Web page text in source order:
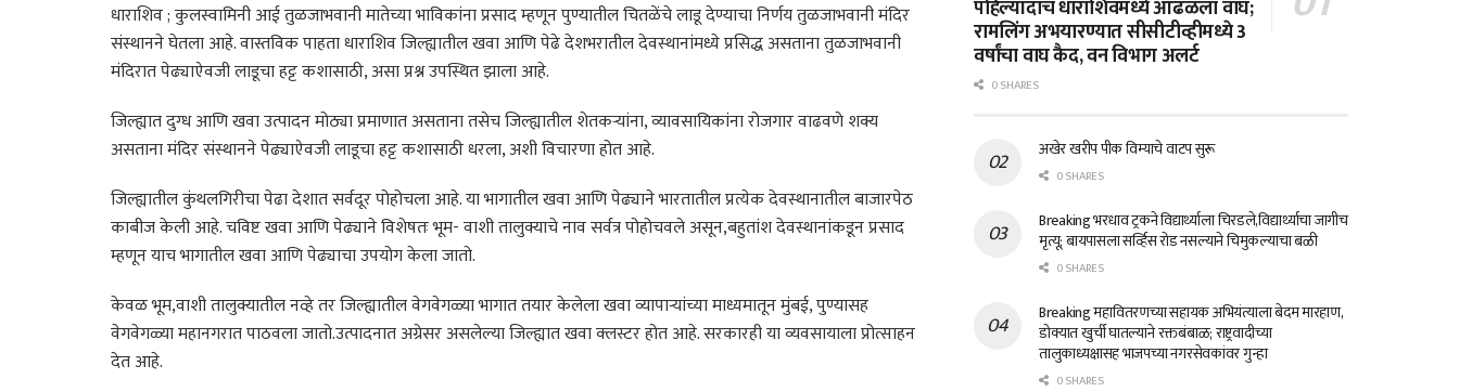
धाराशिव ; कुलस्वामिनी आई तुळजाभवानी मातेच्या भाविकांना प्रसाद म्हणून पुण्यातील चितळेंचे लाडू देण्याचा निर्णय तुळजाभवानी मंदिर
संस्थानने घेतला आहे. वास्तविक पाहता धाराशिव जिल्ह्यातील खवा आणि पेढे देशभरातील देवस्थानांमध्ये प्रसिद्ध असताना तुळजाभवानी
मंदिरात पेढ्याऐवजी लाडूचा हट्ट कशासाठी, असा प्रश्न उपस्थित झाला आहे.
जिल्ह्यात दुग्ध आणि खवा उत्पादन मोठ्या प्रमाणात असताना तसेच जिल्ह्यातील शेतकऱ्यांना, व्यावसायिकांना रोजगार वाढवणे शक्य
असताना मंदिर संस्थानने पेढ्याऐवजी लाडूचा हट्ट कशासाठी धरला, अशी विचारणा होत आहे.
जिल्ह्यातील कुंथलगिरीचा पेढा देशात सर्वदूर पोहोचला आहे. या भागातील खवा आणि पेढ्याने भारतातील प्रत्येक देवस्थानातील बाजारपेठ
काबीज केली आहे. चविष्ट खवा आणि पेढ्याने विशेषतः भूम- वाशी तालुक्याचे नाव सर्वत्र पोहोचवले असून,बहुतांश देवस्थानांकडून प्रसाद
म्हणून याच भागातील खवा आणि पेढ्याचा उपयोग केला जातो.
केवळ भूम,वाशी तालुक्यातील नव्हे तर जिल्ह्यातील वेगवेगळ्या भागात तयार केलेला खवा व्यापाऱ्यांच्या माध्यमातून मुंबई, पुण्यासह
वेगवेगळ्या महानगरात पाठवला जातो.उत्पादनात अग्रेसर असलेल्या जिल्ह्यात खवा क्लस्टर होत आहे. सरकारही या व्यवसायाला प्रोत्साहन
देत आहे.
पहिल्यांदाच धाराशिवमध्ये आढळला वाघ;
रामलिंग अभयारण्यात सीसीटीव्हीमध्ये 3
वर्षांचा वाघ कैद, वन विभाग अलर्ट
0 SHARES
अखेर खरीप पीक विम्याचे वाटप सुरू
0 SHARES
Breaking भरधाव ट्रकने विद्यार्थ्याला चिरडले,विद्यार्थ्याचा जागीच
मृत्यू; बायपासला सर्व्हिस रोड नसल्याने चिमुकल्याचा बळी
0 SHARES
Breaking महावितरणच्या सहायक अभियंत्याला बेदम मारहाण,
डोक्यात खुर्ची घातल्याने रक्तबंबाळ; राष्ट्रवादीच्या
तालुकाध्यक्षासह भाजपच्या नगरसेवकांवर गुन्हा
0 SHARES